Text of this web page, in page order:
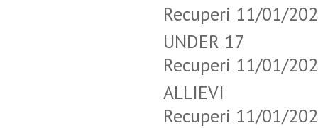
Recuperi 11/01/
UNDER
Recuperi 11/01/
ALLIEVI
Recuperi 11/01/